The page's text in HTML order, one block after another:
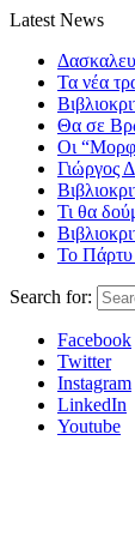
Latest News
Τα νέα
Θα σε
Οι
Γιώργος
Τι θα
Το Πάρτυ
Search for:
Facebook
Twitter
Instagram
LinkedIn
Youtube